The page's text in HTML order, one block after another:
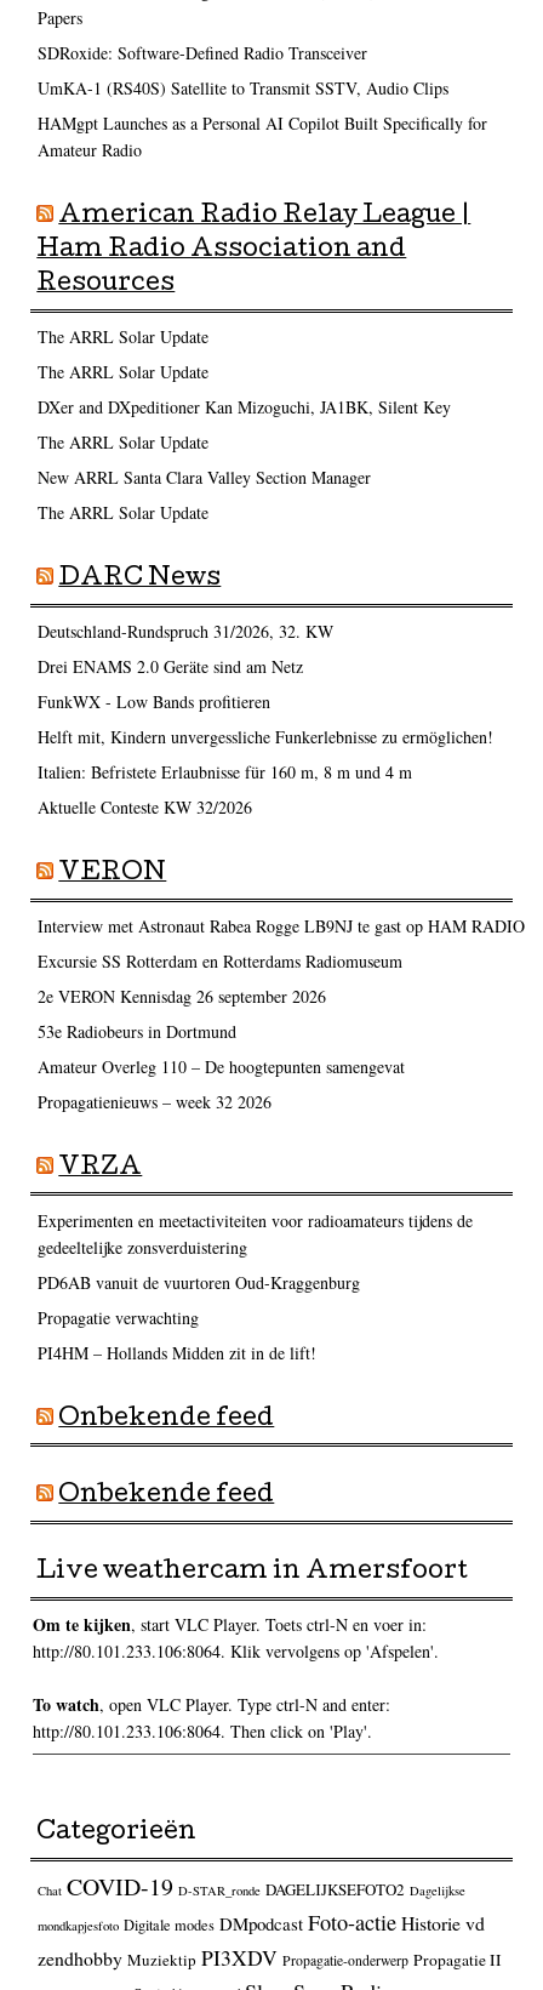
Papers
SDRoxide: Software-Defined Radio Transceiver
UmKA-1 (RS40S) Satellite to Transmit SSTV, Audio Clips
HAMgpt Launches as a Personal AI Copilot Built Specifically for
Amateur Radio
American Radio Relay League |
Ham Radio Association and
Resources
The ARRL Solar Update
The ARRL Solar Update
DXer and DXpeditioner Kan Mizoguchi, JA1BK, Silent Key
The ARRL Solar Update
New ARRL Santa Clara Valley Section Manager
The ARRL Solar Update
DARC News
Deutschland-Rundspruch 31/2026, 32. KW
Drei ENAMS 2.0 Geräte sind am Netz
FunkWX - Low Bands profitieren
Helft mit, Kindern unvergessliche Funkerlebnisse zu ermöglichen!
Italien: Befristete Erlaubnisse für 160 m, 8 m und 4 m
Aktuelle Conteste KW 32/2026
VERON
Interview met Astronaut Rabea Rogge LB9NJ te gast op HAM RADIO
Excursie SS Rotterdam en Rotterdams Radiomuseum
2e VERON Kennisdag 26 september 2026
53e Radiobeurs in Dortmund
Amateur Overleg 110 – De hoogtepunten samengevat
Propagatienieuws – week 32 2026
VRZA
Experimenten en meetactiviteiten voor radioamateurs tijdens de
gedeeltelijke zonsverduistering
PD6AB vanuit de vuurtoren Oud-Kraggenburg
Propagatie verwachting
PI4HM – Hollands Midden zit in de lift!
Onbekende feed
Onbekende feed
Live weathercam in Amersfoort
Om te kijken, start VLC Player. Toets ctrl-N en voer in:
http://80.101.233.106:8064. Klik vervolgens op 'Afspelen'.
To watch, open VLC Player. Type ctrl-N and enter:
http://80.101.233.106:8064. Then click on 'Play'.
Categorieën
Chat COVID-19 D-STAR_ronde DAGELIJKSEFOTO2 Dagelijkse
mondkapjesfoto Digitale modes DMpodcast Foto-actieHistorie vd
zendhobby Muziektip PI3XDV Propagatie-onderwerp Propagatie II